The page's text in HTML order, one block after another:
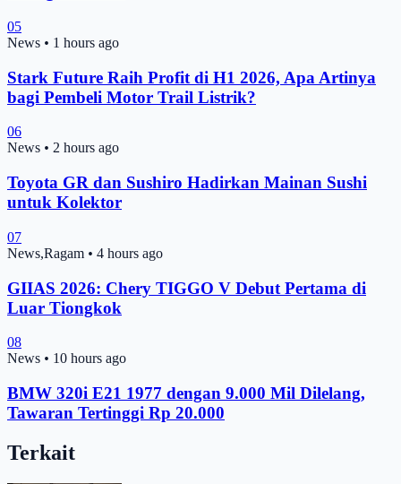
05
News • 1 hours ago
Stark Future Raih Profit di H1 2026, Apa Artinya
bagi Pembeli Motor Trail Listrik?
06
News • 2 hours ago
Toyota GR dan Sushiro Hadirkan Mainan Sushi
untuk Kolektor
07
News,Ragam • 4 hours ago
GIIAS 2026: Chery TIGGO V Debut Pertama di
Luar Tiongkok
08
News • 10 hours ago
BMW 320i E21 1977 dengan 9.000 Mil Dilelang,
Tawaran Tertinggi Rp 20.000
Terkait